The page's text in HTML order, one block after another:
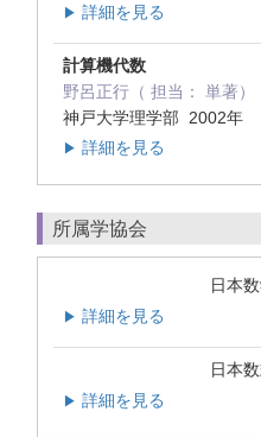
▶ 詳細を見る
計算機代数
野呂正行（ 担当： 単著）
神戸大学理学部 2002年
▶ 詳細を見る
所属学協会
日本
▶ 詳細を見る
日本
▶ 詳細を見る